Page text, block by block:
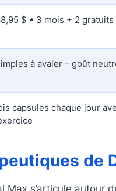
$ • 3 mois + 2
à avaler – goût
capsules chaque jour
de
Max s’articule autour